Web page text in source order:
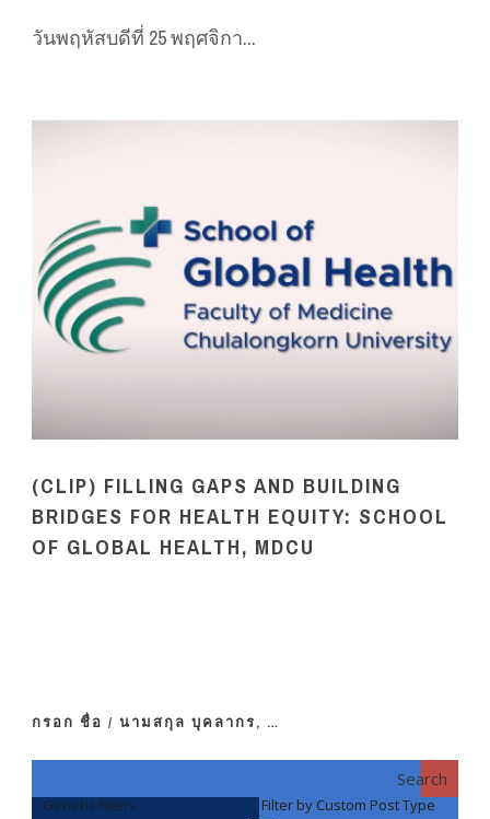
วันพฤหัสบดีที่ 25 พฤศจิกา...
(CLIP) FILLING GAPS AND BUILDING
BRIDGES FOR HEALTH EQUITY: SCHOOL
OF GLOBAL HEALTH, MDCU
กรอก ชื่อ / นามสกุล บุคลากร, …
Search
Generic filters Filter by Custom Post Type